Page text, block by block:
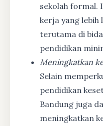
sekolah formal.
kerja yang lebih
terutama di
pendidikan
Meningkatkan
Selain
pendidikan
Bandung juga
meningkatkan